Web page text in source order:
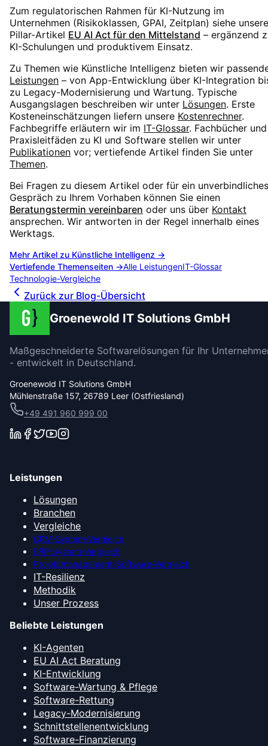
Zum regulatorischen Rahmen für KI-Nutzung im
Unternehmen (Risikoklassen, GPAI, Zeitplan) siehe
Pillar-Artikel EU AI Act für den Mittelstand – ergänzend
KI-Schulungen und produktivem Einsatz.
Zu Themen wie Künstliche Intelligenz bieten wir
Leistungen – von App-Entwicklung über KI-Integration
zu Legacy-Modernisierung und Wartung. Typische
Ausgangslagen beschreiben wir unter Lösungen. Erste
Kosteneinschätzungen liefern unsere Kostenrechner.
Fachbegriffe erläutern wir im IT-Glossar. Fachbücher und
Praxisleitfäden zu KI und Software stellen wir unter
Publikationen vor; vertiefende Artikel finden Sie unter
Themen.
Bei Fragen zu diesem Artikel oder für ein unverbindliches
Gespräch zu Ihrem Vorhaben können Sie einen
Beratungstermin vereinbaren oder uns über Kontakt
ansprechen. Wir antworten in der Regel innerhalb eines
Werktags.
Mehr Artikel zu Künstliche Intelligenz →
Vertiefende Themenseiten →Alle LeistungenIT-Glossar
Technologie-Vergleiche
Zurück zur Blog-Übersicht
Groenewold IT Solutions GmbH
Maßgeschneiderte Softwarelösungen für Ihr
- entwickelt in Deutschland.
Groenewold IT Solutions GmbH
Mühlenstraße 157, 26789 Leer (Ostfriesland)
+49 491 960 999 00
Leistungen
Lösungen
Branchen
Vergleiche
CRM-System-Vergleich
ERP-System-Vergleich
Projektmanagement-Software-Vergleich
IT-Resilienz
Methodik
Unser Prozess
Beliebte Leistungen
KI-Agenten
EU AI Act Beratung
KI-Entwicklung
Software-Wartung & Pflege
Software-Rettung
Legacy-Modernisierung
Schnittstellenentwicklung
Software-Finanzierung